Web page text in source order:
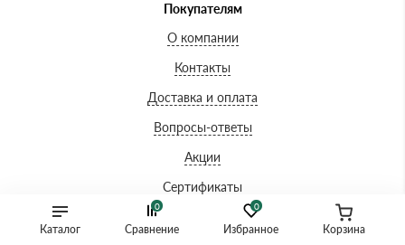
Каталог
0
Избранное
0
Сравнение Корзина
Покупателям
О компании
Контакты
Доставка и оплата
Вопросы-ответы
Акции
Сертификаты